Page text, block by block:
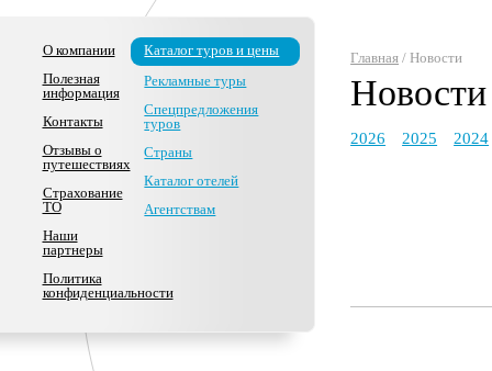
О компании
Полезная
информация
Контакты
Отзывы о
путешествиях
Страхование
ТО
Наши
партнеры
Политика
конфиденциальности
Каталог туров и цены
Рекламные туры
Спецпредложения
туров
Страны
Каталог отелей
Агентствам
Главная / Новости
Новости
2026 2025 2024